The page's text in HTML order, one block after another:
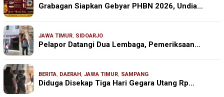
Grabagan Siapkan Gebyar PHBN 2026, Undia…
JAWA TIMUR, SIDOARJO
Pelapor Datangi Dua Lembaga, Pemeriksaan…
BERITA, DAERAH, JAWA TIMUR, SAMPANG
Diduga Disekap Tiga Hari Gegara Utang Rp…